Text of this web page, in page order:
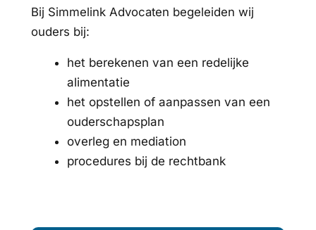
Bij Simmelink Advocaten begeleiden wij
ouders bij:
het berekenen van een redelijke
alimentatie
het opstellen of aanpassen van een
ouderschapsplan
overleg en mediation
procedures bij de rechtbank